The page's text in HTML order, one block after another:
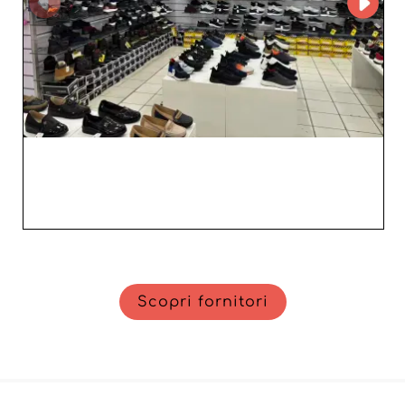
un’offerta diversificata, di un servizio impeccabile e di un
rapporto di fiducia per trasformare la tua attività in un
successo duraturo.
Scopri fornitori